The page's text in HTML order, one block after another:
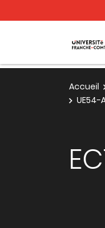
Accueil